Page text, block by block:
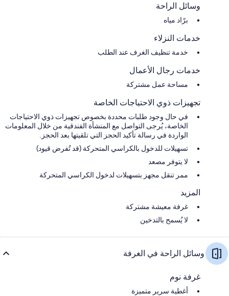
وسائل الراحة
برّاد مياه
خدمات النزلاء
خدمة تنظيف الغرف عند الطلب
خدمات رجال الأعمال
مساحة عمل مشتركة
تجهيزات ذوي الاحتياجات الخاصة
في حال وجود طلبات محددة بخصوص تجهيزات ذوي الاحتياجات
الخاصة، يُرجى التواصل مع المنشأة الفندقية من خلال المعلومات
الواردة في رسالة تأكيد الحجز التي تلقيتها بعد الحجز.
تسهيلات للدخول بالكراسي المتحركة (قد تُفرض قيود)
لا يتوفر مصعد
ممر تنقل مجهز بتسهيلات لدخول الكراسي المتحركة
المزيد
غرفة معيشة مشتركة
لا يُسمح بالتدخين
وسائل الراحة في الغرفة
غرفة نوم
أغطية سرير متميزة